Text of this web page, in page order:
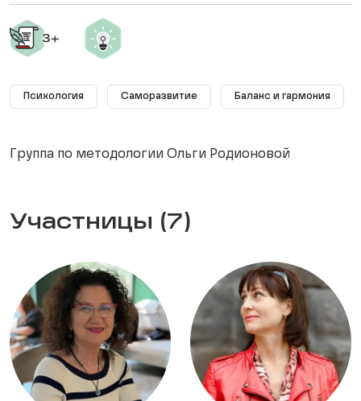
Психология Саморазвитие Баланс и гармония
Группа по методологии Ольги Родионовой
Участницы (7)